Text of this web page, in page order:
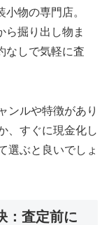
物の専門店。
ら掘り出し物ま
なしで気軽に査
ンルや特徴があり
、すぐに現金化し
選ぶと良いでしょ
：査定前に